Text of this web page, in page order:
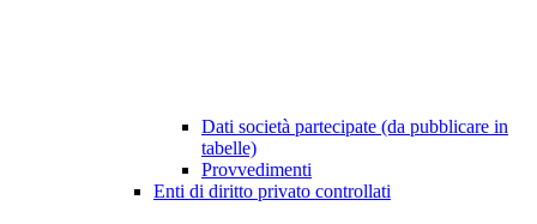
Dati società partecipate (da pubblicare in
tabelle)
Provvedimenti
Enti di diritto privato controllati